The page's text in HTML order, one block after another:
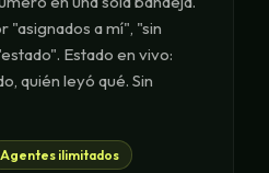
"asignados a mí", "sin
Estado en vivo:
quién leyó qué. Sin
Agentes ilimitados